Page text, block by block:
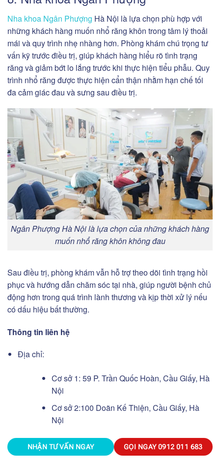
Nha khoa Ngân Phượng Hà Nội là lựa chọn phù hợp với
những khách hàng muốn nhổ răng khôn trong tâm lý thoải
mái và quy trình nhẹ nhàng hơn. Phòng khám chú trọng tư
vấn kỹ trước điều trị, giúp khách hàng hiểu rõ tình trạng
răng và giảm bớt lo lắng trước khi thực hiện tiểu phẫu. Quy
trình nhổ răng được thực hiện cẩn thận nhằm hạn chế tối
đa cảm giác đau và sưng sau điều trị.
Ngân Phượng Hà Nội là lựa chọn của những khách hàng
muốn nhổ răng khôn không đau
Sau điều trị, phòng khám vẫn hỗ trợ theo dõi tình trạng hồi
phục và hướng dẫn chăm sóc tại nhà, giúp người bệnh chủ
động hơn trong quá trình lành thương và kịp thời xử lý nếu
có dấu hiệu bất thường.
Thông tin liên hệ
Địa chỉ:
Cơ sở 1: 59 P. Trần Quốc Hoàn, Cầu Giấy, Hà
Nội
Cơ sở 2:100 Doãn Kế Thiện, Cầu Giấy, Hà
Nội
NHẬN TƯ VẤN NGAY GỌI NGAY0912 011 683